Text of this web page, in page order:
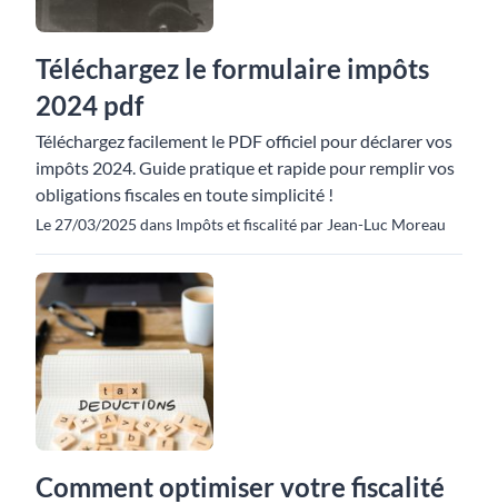
Téléchargez le formulaire impôts
2024 pdf
Téléchargez facilement le PDF officiel pour déclarer vos
impôts 2024. Guide pratique et rapide pour remplir vos
obligations fiscales en toute simplicité !
Le 27/03/2025 dans Impôts et fiscalité par Jean-Luc Moreau
Comment optimiser votre fiscalité